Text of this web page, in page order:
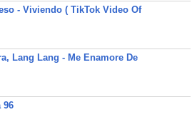
- Viviendo ( TikTok Video Of
Lang Lang - Me Enamore De
96